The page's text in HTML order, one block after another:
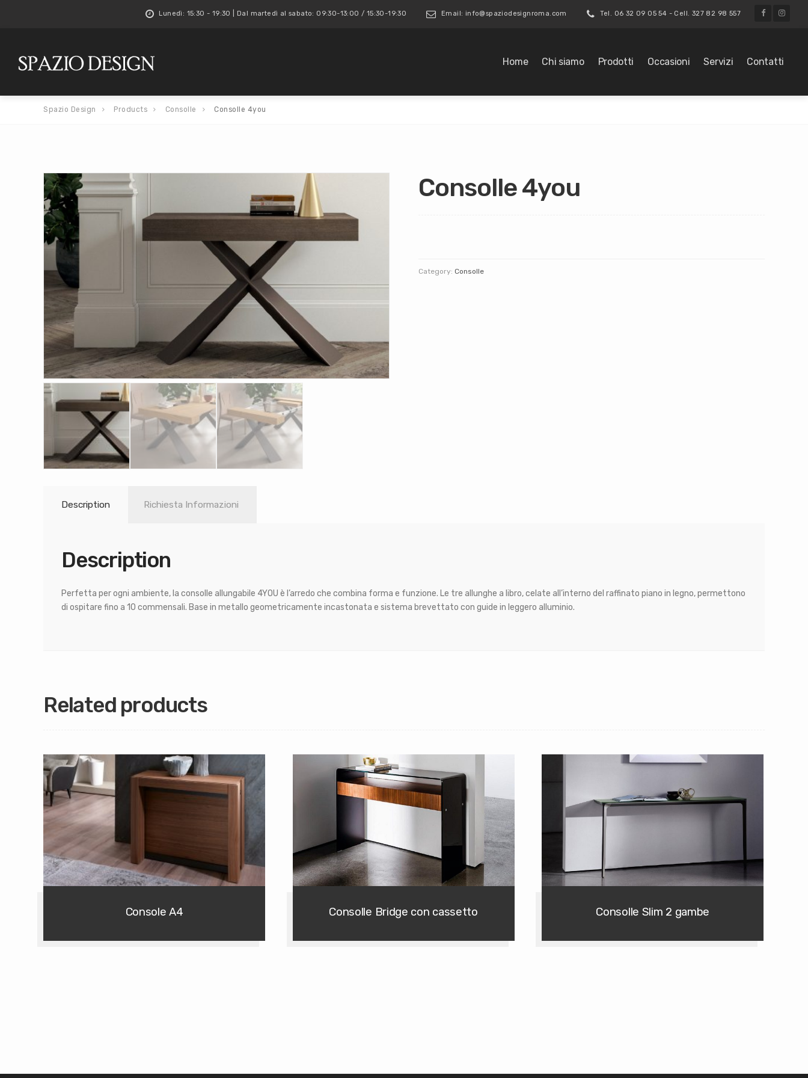
Lunedì: 15:30 - 19:30 | Dal martedì al sabato: 09:30-13:00 / 15:30-19:30 Email: info@spaziodesignroma.com Tel. 06 32 09 05 54 - Cell. 327 82 98 557
Home Chi siamo Prodotti Occasioni Servizi Contatti
Spazio Design Products Consolle Consolle 4you
Consolle 4you
Category: Consolle
Description Richiesta Informazioni
Description
Perfetta per ogni ambiente, la consolle allungabile 4YOU è l’arredo che combina forma e funzione. Le tre allunghe a libro, celate all’interno del raffinato piano in legno, permettono
di ospitare fino a 10 commensali. Base in metallo geometricamente incastonata e sistema brevettato con guide in leggero alluminio.
Related products
Console A4 Consolle Bridge con cassetto Consolle Slim 2 gambe